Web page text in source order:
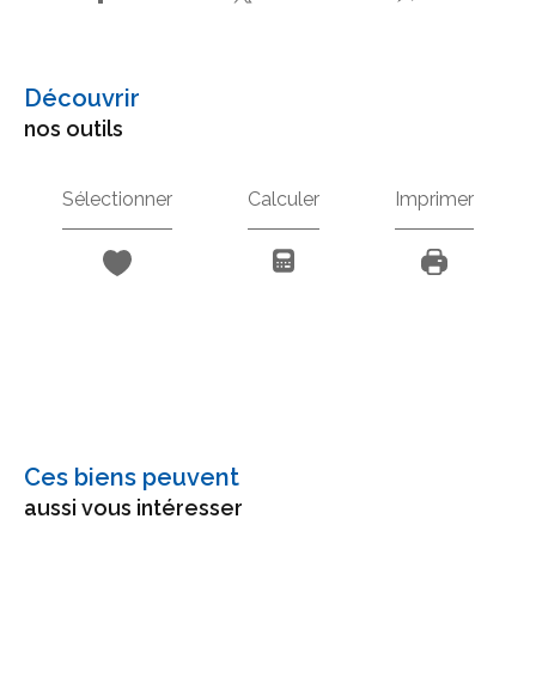
découvrir
nos outils
Sélectionner Calculer Imprimer
Ces biens peuvent
aussi vous intéresser